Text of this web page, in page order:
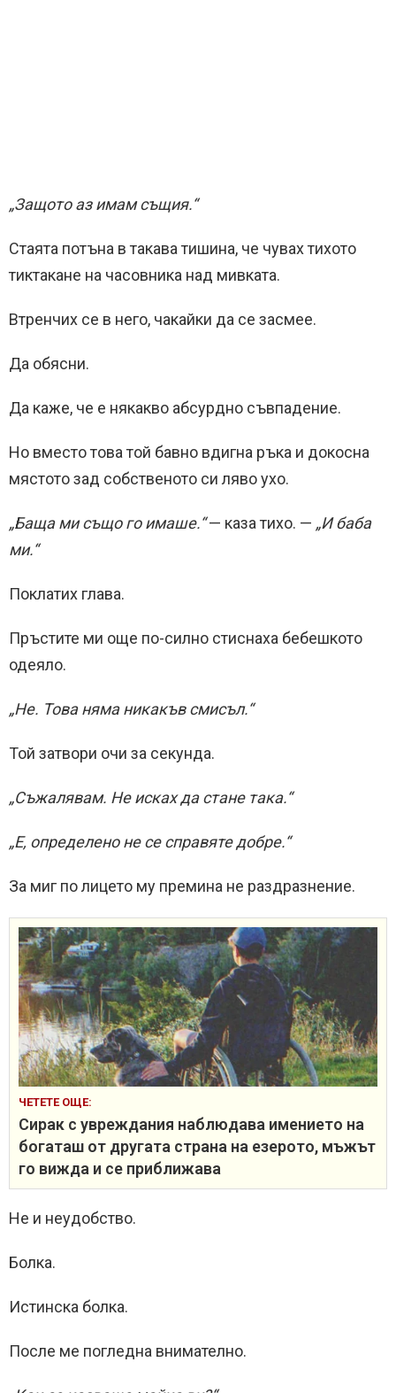
„Защото аз имам същия.“
Стаята потъна в такава тишина, че чувах тихото
тиктакане на часовника над мивката.
Втренчих се в него, чакайки да се засмее.
Да обясни.
Да каже, че е някакво абсурдно съвпадение.
Но вместо това той бавно вдигна ръка и докосна
мястото зад собственото си ляво ухо.
„Баща ми също го имаше.“— каза тихо. — „И баба
ми.“
Поклатих глава.
Пръстите ми още по-силно стиснаха бебешкото
одеяло.
„Не. Това няма никакъв смисъл.“
Той затвори очи за секунда.
„Съжалявам. Не исках да стане така.“
„Е, определено не се справяте добре.“
За миг по лицето му премина не раздразнение.
ЧЕТЕТЕ ОЩЕ:
Сирак с увреждания наблюдава имението на
богаташ от другата страна на езерото, мъжът
го вижда и се приближава
Не и неудобство.
Болка.
Истинска болка.
После ме погледна внимателно.